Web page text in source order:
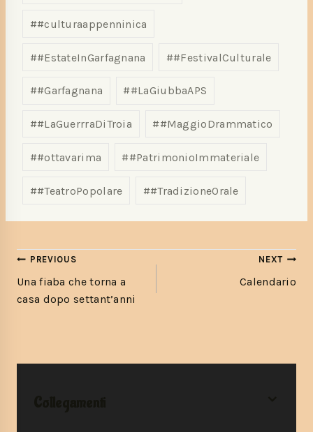
##culturaappenninica
##EstateInGarfagnana ##FestivalCulturale
##Garfagnana ##LaGiubbaAPS
##LaGuerrraDiTroia ##MaggioDrammatico
##ottavarima ##PatrimonioImmateriale
##TeatroPopolare ##TradizioneOrale
PREVIOUS
Una fiaba che torna a
casa dopo settant’anni
NEXT
Calendario